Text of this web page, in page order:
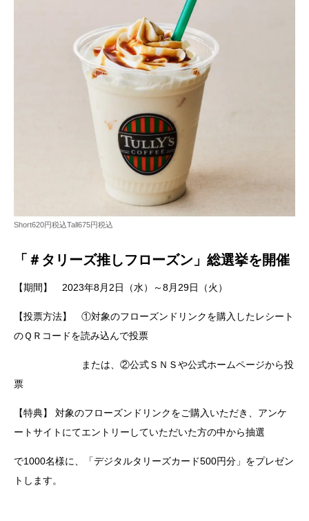
Short620円税込Tall675円税込
「＃タリーズ推しフローズン」総選挙を開催
【期間】 2023年8月2日（水）～8月29日（火）
【投票方法】 ①対象のフローズンドリンクを購入したレシート
のＱＲコードを読み込んで投票
または、②公式ＳＮＳや公式ホームページから投
票
【特典】 対象のフローズンドリンクをご購入いただき、アンケ
ートサイトにてエントリーしていただいた方の中から抽選
で1000名様に、「デジタルタリーズカード500円分」をプレゼン
トします。